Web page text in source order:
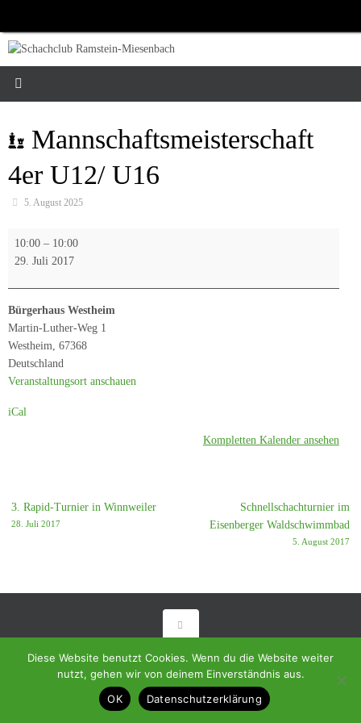
springen
Mannschaftsmeisterschaft
4er U12/ U16
5. August 2025
Mannschaftsmeisterschaft
4er
U16
10:00 – 10:00
29. Juli 2017
Bürgerhaus Westheim
Martin-Luther-Weg 1
Westheim 67368
Deutschland
Veranstaltungsort anschauen
iCal
Kompletten Kalender ansehen
3. Rapid-Turnier in Winnweiler
28. Juli 2017
Schnellschachturnier im
Eisenberger Waldschwimmbad
5. August 2017
Präsentiert vonTempera&WordPress.
Diese Website benutzt Cookies. Wenn du die Website weiter
nutzt, gehen wir von deinem Einverständnis aus.
OK
Datenschutzerklärung